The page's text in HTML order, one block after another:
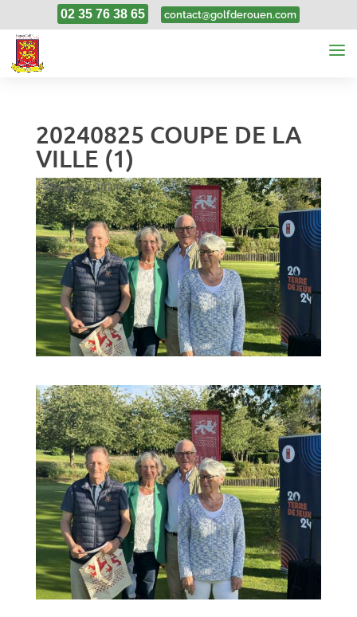
02 35 76 38 65 contact@golfderouen.com
20240825 COUPE DE LA
VILLE (1)
26, Août, 2024